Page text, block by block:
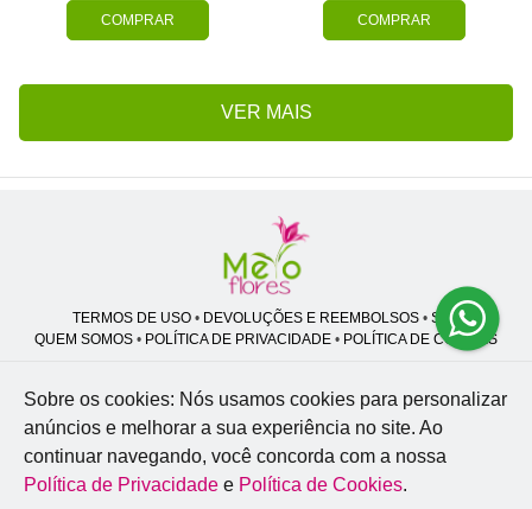
COMPRAR COMPRAR
VER MAIS
TERMOS DE USO• DEVOLUÇÕES E REEMBOLSOS• SAC
QUEM SOMOS • POLÍTICA DE PRIVACIDADE • POLÍTICA DE COOKIES
Melo Flores | CNPJ: 27.662.413/0001-98
Professor José Lourenço - Travessa cinco, 27 - Vila Zat - São Paulo - SP -
02.977-020
Sobre os cookies: Nós usamos cookies para personalizar
anúncios e melhorar a sua experiência no site. Ao
continuar navegando, você concorda com a nossa
Política de Privacidade e Política de Cookies.